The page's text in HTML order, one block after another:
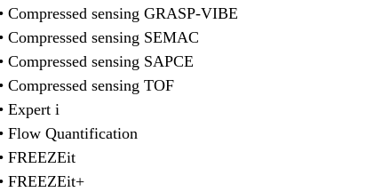
• Compressed sensing GRASP-VIBE
• Compressed sensing SEMAC
• Compressed sensing SAPCE
• Compressed sensing TOF
• Expert i
• Flow Quantification
• FREEZEit
• FREEZEit+